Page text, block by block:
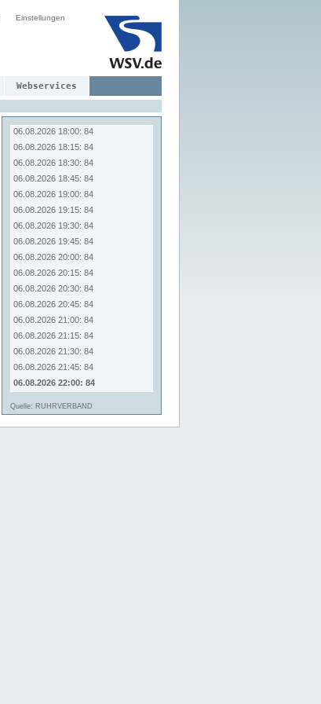
Einstellungen
Webservices
06.08.2026 16:15: 84
06.08.2026 17:15: 84
06.08.2026 17:30: 84
06.08.2026 17:45: 84
06.08.2026 18:00: 84
06.08.2026 18:15: 84
06.08.2026 18:30: 84
06.08.2026 18:45: 84
06.08.2026 19:00: 84
06.08.2026 19:15: 84
06.08.2026 19:30: 84
06.08.2026 19:45: 84
06.08.2026 20:00: 84
06.08.2026 20:15: 84
06.08.2026 20:30: 84
06.08.2026 20:45: 84
06.08.2026 21:00: 84
06.08.2026 21:15: 84
06.08.2026 21:30: 84
06.08.2026 21:45: 84
06.08.2026 22:00: 84
Quelle: RUHRVERBAND